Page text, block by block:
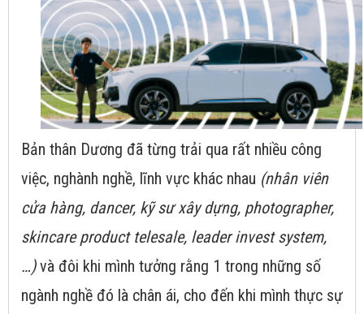
Bản thân Dương đã từng trải qua rất nhiều công
việc, nghành nghề, lĩnh vực khác nhau (nhân viên
cửa hàng, dancer, kỹ sư xây dựng, photographer,
skincare product telesale, leader invest system,
…)và đôi khi mình tưởng rằng 1 trong những số
ngành nghề đó là chân ái, cho đến khi mình thực sự